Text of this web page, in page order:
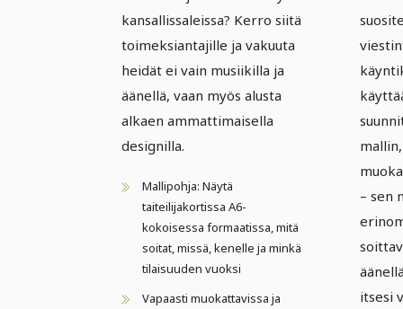
kansallissaleissa? Kerro siitä
toimeksiantajille ja vakuuta
heidät ei vain musiikilla ja
äänellä, vaan myös alusta
alkaen ammattimaisella
designilla.
Mallipohja: Näytä
taiteilijakortissa A6-
kokoisessa formaatissa, mitä
soitat, missä, kenelle ja minkä
tilaisuuden vuoksi
Vapaasti muokattavissa ja
– sen
itsesi